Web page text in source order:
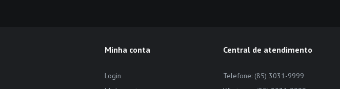
Minha conta
Login
Central de atendimento
Telefone: (85) 3031-9999